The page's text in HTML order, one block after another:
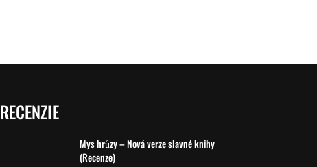
RECENZIE
Mys hrůzy – Nová verze slavné knihy
(Recenze)